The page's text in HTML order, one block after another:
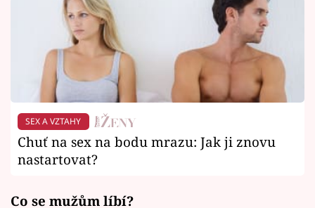
SEX A VZTAHY
Chuť na sex na bodu mrazu: Jak ji znovu
nastartovat?
Co se mužům líbí?